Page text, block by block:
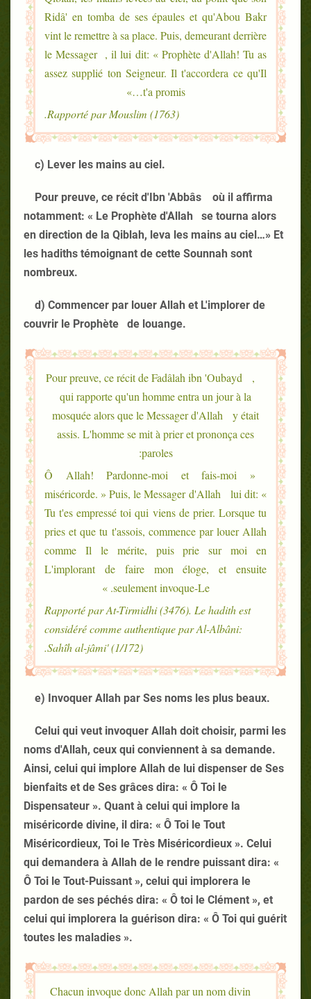
Ridâ' en tomba de ses épaules et qu'Abou Bakr
vint le remettre à sa place. Puis, demeurant derrière
le Messager , il lui dit: « Prophète d'Allah! Tu as
assez supplié ton Seigneur. Il t'accordera ce qu'Il
t'a promis…»
Rapporté par Mouslim (1763).
c) Lever les mains au ciel.
Pour preuve, ce récit d'Ibn 'Abbâs où il affirma
notamment: « Le Prophète d'Allah se tourna alors
en direction de la Qiblah, leva les mains au ciel…» Et
les hadiths témoignant de cette Sounnah sont
nombreux.
d) Commencer par louer Allah et L'implorer de
couvrir le Prophète de louange.
Pour preuve, ce récit de Fadâlah ibn 'Oubayd ,
qui rapporte qu'un homme entra un jour à la
mosquée alors que le Messager d'Allah y était
assis. L'homme se mit à prier et prononça ces
paroles:
« Ô Allah! Pardonne-moi et fais-moi
miséricorde. » Puis, le Messager d'Allah lui dit: «
Tu t'es empressé toi qui viens de prier. Lorsque tu
pries et que tu t'assois, commence par louer Allah
comme Il le mérite, puis prie sur moi en
L'implorant de faire mon éloge, et ensuite
seulement invoque-Le. »
Rapporté par At-Tirmidhi (3476). Le hadith est
considéré comme authentique par Al-Albâni:
Sahîh al-jâmi' (1/172).
e) Invoquer Allah par Ses noms les plus beaux.
Celui qui veut invoquer Allah doit choisir, parmi les
noms d'Allah, ceux qui conviennent à sa demande.
Ainsi, celui qui implore Allah de lui dispenser de Ses
bienfaits et de Ses grâces dira: « Ô Toi le
Dispensateur ». Quant à celui qui implore la
miséricorde divine, il dira: « Ô Toi le Tout
Miséricordieux, Toi le Très Miséricordieux ». Celui
qui demandera à Allah de le rendre puissant dira: «
Ô Toi le Tout-Puissant », celui qui implorera le
pardon de ses péchés dira: « Ô toi le Clément », et
celui qui implorera la guérison dira: « Ô Toi qui guérit
toutes les maladies ».
Chacun invoque donc Allah par un nom divin